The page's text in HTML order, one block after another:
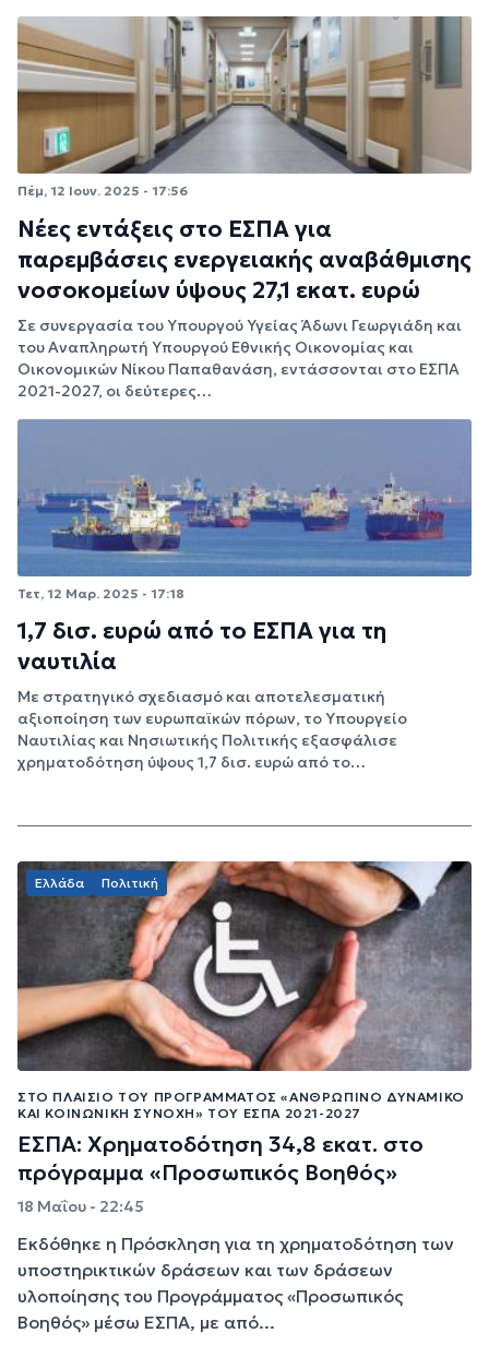
Πέμ, 12 Ιουν. 2025 - 17:56
Νέες εντάξεις στο ΕΣΠΑ για
παρεμβάσεις ενεργειακής αναβάθμισης
νοσοκομείων ύψους 27,1 εκατ. ευρώ
Σε συνεργασία του Υπουργού Υγείας Άδωνι Γεωργιάδη και
του Αναπληρωτή Υπουργού Εθνικής Οικονομίας και
Οικονομικών Νίκου Παπαθανάση, εντάσσονται στο ΕΣΠΑ
2021-2027, οι δεύτερες…
Τετ, 12 Μαρ. 2025 - 17:18
1,7 δισ. ευρώ από το ΕΣΠΑ για τη
ναυτιλία
Με στρατηγικό σχεδιασμό και αποτελεσματική
αξιοποίηση των ευρωπαϊκών πόρων, το Υπουργείο
Ναυτιλίας και Νησιωτικής Πολιτικής εξασφάλισε
χρηματοδότηση ύψους 1,7 δισ. ευρώ από το…
Ελλάδα Πολιτική
ΣΤΟ ΠΛΑΊΣΙΟ ΤΟΥ ΠΡΟΓΡΆΜΜΑΤΟΣ «ΑΝΘΡΏΠΙΝΟ ΔΥΝΑΜΙΚΌ
ΚΑΙ ΚΟΙΝΩΝΙΚΉ ΣΥΝΟΧΉ» ΤΟΥ ΕΣΠΑ 2021-2027
ΕΣΠΑ: Χρηματοδότηση 34,8 εκατ. στο
πρόγραμμα «Προσωπικός Βοηθός»
18 Μαΐου - 22:45
Εκδόθηκε η Πρόσκληση για τη χρηματοδότηση των
υποστηρικτικών δράσεων και των δράσεων
υλοποίησης του Προγράμματος «Προσωπικός
Βοηθός» μέσω ΕΣΠΑ, με από...